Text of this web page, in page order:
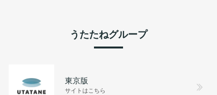
うたたねグループ
東京版
サイトはこちら